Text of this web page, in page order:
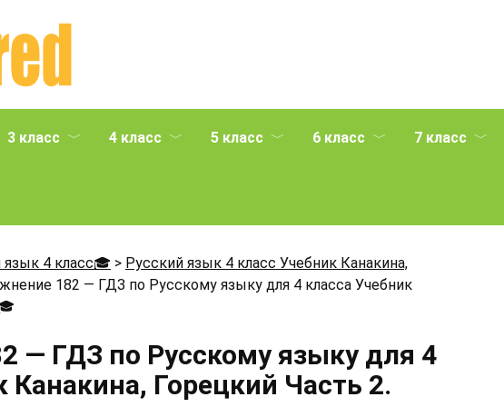
3 класс 4 класс 5 класс 6 класс 7 класс
язык 4 класс🎓 > Русский язык 4 класс Учебник Канакина,
182 — ГДЗ по Русскому языку для 4 класса Учебник
— ГДЗ по Русскому языку для 4
Канакина, Горецкий Часть 2.